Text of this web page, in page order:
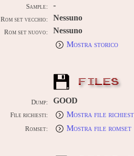
Sample: -
Rom set vecchio: Nessuno
Rom set nuovo:
Nessuno
Mostra storico
FILES
Dump: GOOD
File richiesti: Mostra file
Romset: Mostra file romset